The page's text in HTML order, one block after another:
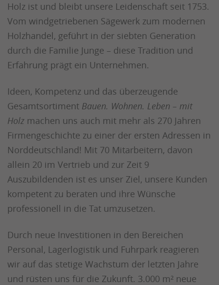
Holz ist und bleibt unsere Leidenschaft seit 1753.
Vom windgetriebenen Sägewerk zum modernen
Holzhandel, geführt in der siebten Generation
durch die Familie Junge – diese Tradition und
Erfahrung prägt ein Unternehmen.
Ideen, Kompetenz und das überzeugende
Gesamtsortiment Bauen. Wohnen. Leben – mit
Holz machen uns auch mit mehr als 270 Jahren
Firmengeschichte zu einer der ersten Adressen in
Norddeutschland! Mit 70 Mitarbeitern, davon
allein 20 im Vertrieb und zur Zeit 9
Auszubildenden ist es unser Ziel, unsere Kunden
kompetent zu beraten und ihre Wünsche
professionell in die Tat umzusetzen.
Durch neue Investitionen in den Bereichen
Personal, Lagerlogistik und Fuhrpark reagieren
wir auf das stetige Wachstum der letzten Jahre
und rüsten uns für die Zukunft. 3.000 m² neue